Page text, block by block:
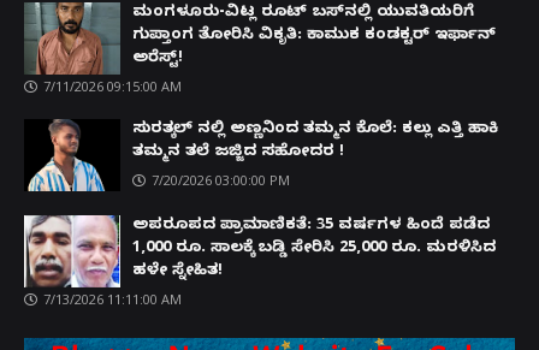
ಮಂಗಳೂರು-ವಿಟ್ಲ ರೂಟ್ ಬಸ್‌ನಲ್ಲಿ ಯುವತಿಯರಿಗೆ
ಗುಪ್ತಾಂಗ ತೋರಿಸಿ ವಿಕೃತಿ: ಕಾಮುಕ ಕಂಡಕ್ಟರ್ ಇರ್ಫಾನ್
ಅರೆಸ್ಟ್!
7/11/2026 09:15:00 AM
ಸುರತ್ಕಲ್ ನಲ್ಲಿ ಅಣ್ಣನಿಂದ ತಮ್ಮನ ಕೊಲೆ: ಕಲ್ಲು ಎತ್ತಿ ಹಾಕಿ
ತಮ್ಮನ ತಲೆ ಜಜ್ಜಿದ ಸಹೋದರ !
7/20/2026 03:00:00 PM
ಅಪರೂಪದ ಪ್ರಾಮಾಣಿಕತೆ: 35 ವರ್ಷಗಳ ಹಿಂದೆ ಪಡೆದ
1,000 ರೂ. ಸಾಲಕ್ಕೆ ಬಡ್ಡಿ ಸೇರಿಸಿ 25,000 ರೂ. ಮರಳಿಸಿದ
ಹಳೇ ಸ್ನೇಹಿತ!
7/13/2026 11:11:00 AM